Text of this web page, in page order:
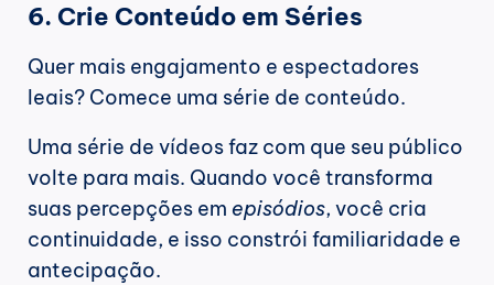
6. Crie Conteúdo em Séries
Quer mais engajamento e espectadores
leais? Comece uma série de conteúdo.
Uma série de vídeos faz com que seu público
volte para mais. Quando você transforma
suas percepções em episódios, você cria
continuidade, e isso constrói familiaridade e
antecipação.